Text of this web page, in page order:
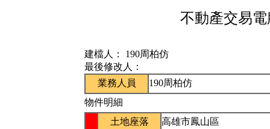
不動產交易
建檔人： 190周柏仿
最後修改人：
業務人員
190周柏仿
物件明細
土地座落
高雄市鳳山區